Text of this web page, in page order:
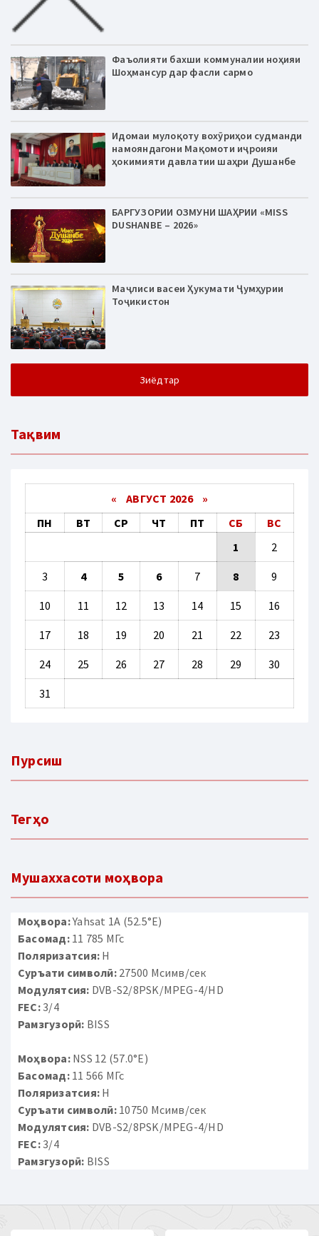
Фаъолияти бахши коммуналии ноҳияи
Шоҳмансур дар фасли сармо
Идомаи мулоқоту вохӯриҳои судманди
намояндагони Мақомоти иҷроияи
ҳокимияти давлатии шаҳри Душанбе
БАРГУЗОРИИ ОЗМУНИ ШАҲРИИ «MISS
DUSHANBE – 2026»
Маҷлиси васеи Ҳукумати Ҷумҳурии
Тоҷикистон
Зиёдтар
Тақвим
« АВГУСТ 2026 »
ПН
ВТ СР ЧТ ПТ СБ
ВС
1
2
3 4 5 6 7 8 9
10 11 12 13 14 15 16
17 18 19 20 21 22 23
24 25 26 27 28 29 30
31
Пурсиш
Тегҳо
Мушаххасоти моҳвора
Моҳвора:Yahsat 1A (52.5°E)
Басомад:11 785 МГс
Поляризатсия: H
Суръати символӣ:27500 Мсимв/сек
Модулятсия: DVB-S2/8PSK/MPEG-4/HD
FEC:3/4
Рамзгузорӣ: BISS
Моҳвора:NSS 12 (57.0°E)
Басомад:11 566 МГс
Поляризатсия: H
Суръати символӣ:10750 Мсимв/сек
Модулятсия: DVB-S2/8PSK/MPEG-4/HD
FEC:3/4
Рамзгузорӣ: BISS